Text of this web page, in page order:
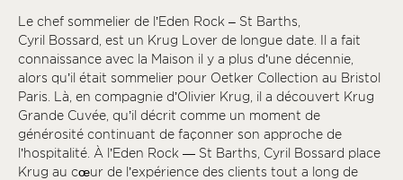
Le chef sommelier de l’Eden Rock – St Barths,
Cyril Bossard, est un Krug Lover de longue date. Il a fait
connaissance avec la Maison il y a plus d’une décennie,
alors qu’il était sommelier pour Oetker Collection au Bristol
Paris. Là, en compagnie d’Olivier Krug, il a découvert Krug
Grande Cuvée, qu’il décrit comme un moment de
générosité continuant de façonner son approche de
l’hospitalité. À l’Eden Rock — St Barths, Cyril Bossard place
Krug au cœur de l’expérience des clients tout a long de